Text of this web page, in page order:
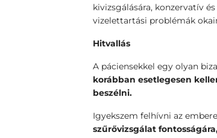
kivizsgálására, konzervatív
vizelettartási problémák
Hitvallás
A páciensekkel egy olyan
korábban esetlegesen
beszélni.
Igyekszem felhívni az
szűrővizsgálat